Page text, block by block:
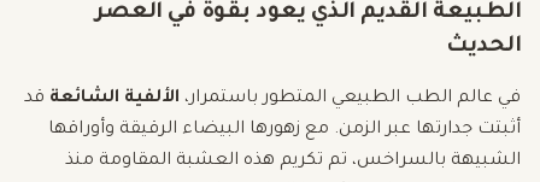
الطبيعة القديم الذي يعود بقوة في العصر
الحديث
في عالم الطب الطبيعي المتطور باستمرار، الألفية الشائعة قد
أثبتت جدارتها عبر الزمن. مع زهورها البيضاء الرقيقة وأوراقها
الشبيهة بالسراخس، تم تكريم هذه العشبة المقاومة منذ